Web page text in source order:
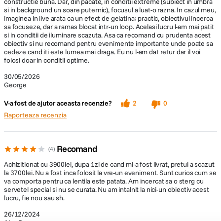
Acest lucru permite fotografilor sa realizeze fotografii care subliniaza
efectele de perspectiva unice ale fotografiei cu unghi larg atunci cand
realizeaza prim-planuri. Raportul maxim de marire este de 1:2,7. Apropiati-
va mai mult de orice subiect si bucurati-va de lumea fotografiei macro de
mari dimensiuni. In plus, la capatul teleobiectiv, MOD este de 0,38 m (15
in). Raportul de marire la utilizarea distantei focale mai mari de 75 mm
este de 1:4,1, permitand fotografierea de aproape cu o distanta de lucru
Design compact si usor
119,8 mm si o greutate de 550 g, fiind usor de transportat si potrivit
pentru fotografierea in mana pentru perioade lungi de timp.
Pentru o protectie sporita atunci cand fotografiati in aer liber, garniturile
rezistente la apa de pe tot corpul obiectivului ajuta la protejarea
echipamentului dvs. De asemenea, portul de conectare USB Type-C este
rezistent la apa.
Acoperire BBAR-G2
30/05/2026
George
si in background un soare puternic), focusul a luat-o razna. In cazul meu,
imaginea in live arata ca un efect de gelatina; practic, obiectivul incerca
sa focuseze, dar a ramas blocat intr-un loop. Acelasi lucru l-am mai patit
si in conditii de iluminare scazuta. Asa ca recomand cu prudenta acest
obiectiv si nu recomand pentru evenimente importante unde poate sa
cedeze cand iti este lumea mai draga. Eu nu l-am dat retur dar il voi
folosi doar in conditii optime.
V-a fost de ajutor aceasta recenzie? 2
0
Raporteaza recenzia
4 Recomand
26/12/2024
Achizitionat cu 3900lei, dupa 1zi de cand mi-a fost livrat, pretul a scazut
la 3700lei. Nu a fost inca folosit la vre-un eveniment. Sunt curios cum se
va comporta pentru ca lentila este patata. Am incercat sa o sterg cu
servetel special si nu se curata. Nu am intalnit la nici-un obiectiv acest
lucru, fie nou sau sh.